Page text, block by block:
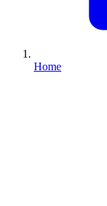
Home